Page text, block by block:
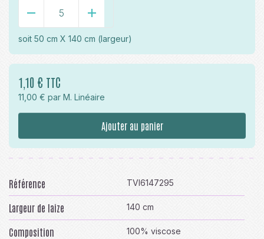
- +
soit 50 cm X 140 cm (largeur)
1,10 € TTC
11,00 € par M. Linéaire
Ajouter au panier
Référence TVI6147295
Largeur de laize 140 cm
Composition 100% viscose